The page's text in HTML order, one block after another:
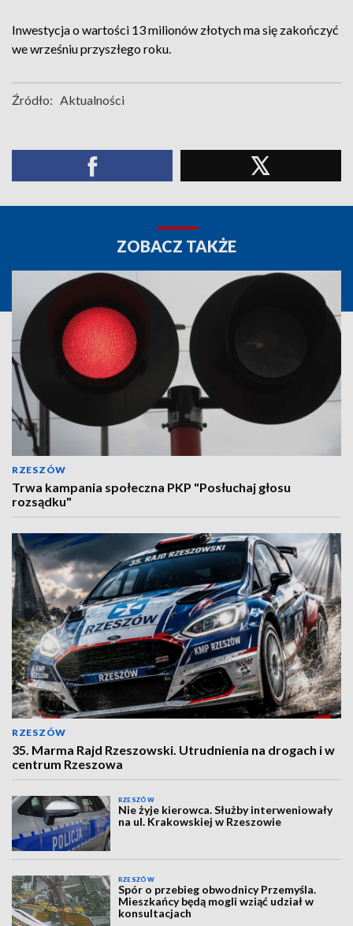
Inwestycja o wartości 13 milionów złotych ma się zakończyć
we wrześniu przyszłego roku.
Źródło: Aktualności
ZOBACZ TAKŻE
RZESZÓW
Trwa kampania społeczna PKP "Posłuchaj głosu
rozsądku"
RZESZÓW
35. Marma Rajd Rzeszowski. Utrudnienia na drogach i w
centrum Rzeszowa
RZESZÓW
Nie żyje kierowca. Służby interweniowały
na ul. Krakowskiej w Rzeszowie
RZESZÓW
Spór o przebieg obwodnicy Przemyśla.
Mieszkańcy będą mogli wziąć udział w
konsultacjach